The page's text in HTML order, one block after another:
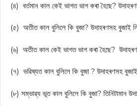
(৪) বৰ্তমান কাল কেই ভাগত ভাগ কৰা হৈছে?
(৫) অতীত কাল বুলিলে কি বুজা? উদাহৰণসহ বুজাই
(৬) অতীত কাল কেই ভাগত ভাগ কৰা হৈছে?
(৭) ভৱিষ্যত কাল বুলিলে কি বুজা ? উদাহৰণসহ
(৮) সম্ভাৱ্য ভূত কাল বুলিলে কি বুজা? তিনিটামান